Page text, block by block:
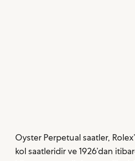
Oyster Perpetual saatler,
kol saatleridir ve 1926’dan